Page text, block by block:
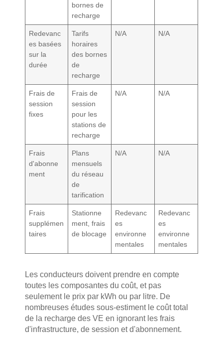
bornes de
recharge
Redevanc
es basées
sur la
durée
Tarifs
horaires
des bornes
de
recharge
N/A N/A
Frais de
session
fixes
Frais de
session
pour les
stations de
recharge
N/A N/A
Frais
d'abonne
ment
Plans
mensuels
du réseau
de
tarification
N/A N/A
Frais
supplémen
taires
Stationne
ment, frais
de blocage
Redevanc
es
environne
mentales
Redevanc
es
environne
mentales
Les conducteurs doivent prendre en compte
toutes les composantes du coût, et pas
seulement le prix par kWh ou par litre. De
nombreuses études sous-estiment le coût total
de la recharge des VE en ignorant les frais
d'infrastructure, de session et d'abonnement.